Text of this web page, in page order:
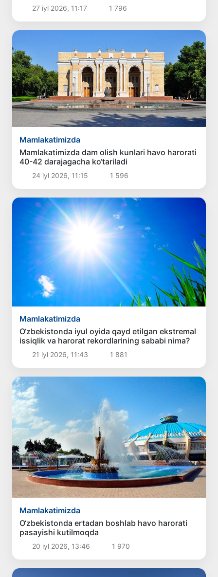
27 iyl 2026, 11:17 1 796
Mamlakatimizda
Mamlakatimizda dam olish kunlari havo harorati
40-42 darajagacha ko‘tariladi
24 iyl 2026, 11:15 1 596
Mamlakatimizda
O‘zbekistonda iyul oyida qayd etilgan ekstremal
issiqlik va harorat rekordlarining sababi nima?
21 iyl 2026, 11:43 1 881
Mamlakatimizda
O‘zbekistonda ertadan boshlab havo harorati
pasayishi kutilmoqda
20 iyl 2026, 13:46 1 970